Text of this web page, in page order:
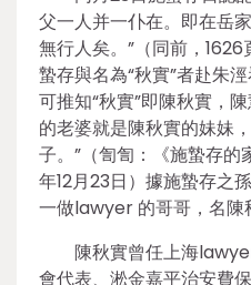
父一人并一仆在。即在岳
無行人矣。”（同前，
蟄存與名為“秋實”者赴朱
可推知“秋實”即陳秋實，
的老婆就是陳秋實的妹妹
子。”（訇訇：《施蟄存的
年12月23日）據施蟄存之
一做lawyer 的哥哥，名陳
陳秋實曾任上海
會代表、淞金嘉平治安費